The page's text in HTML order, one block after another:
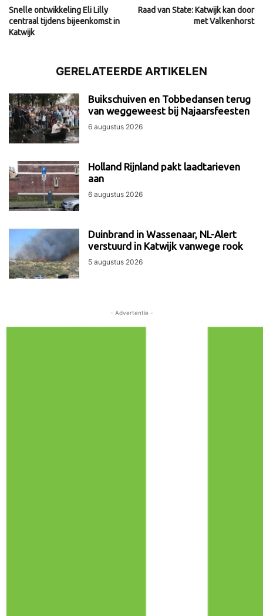
Snelle ontwikkeling Eli Lilly
centraal tijdens bijeenkomst in
Katwijk
Raad van State: Katwijk kan door
met Valkenhorst
GERELATEERDE ARTIKELEN
Buikschuiven en Tobbedansen terug
van weggeweest bij Najaarsfeesten
6 augustus 2026
Holland Rijnland pakt laadtarieven
aan
6 augustus 2026
Duinbrand in Wassenaar, NL-Alert
verstuurd in Katwijk vanwege rook
5 augustus 2026
- Advertentie -